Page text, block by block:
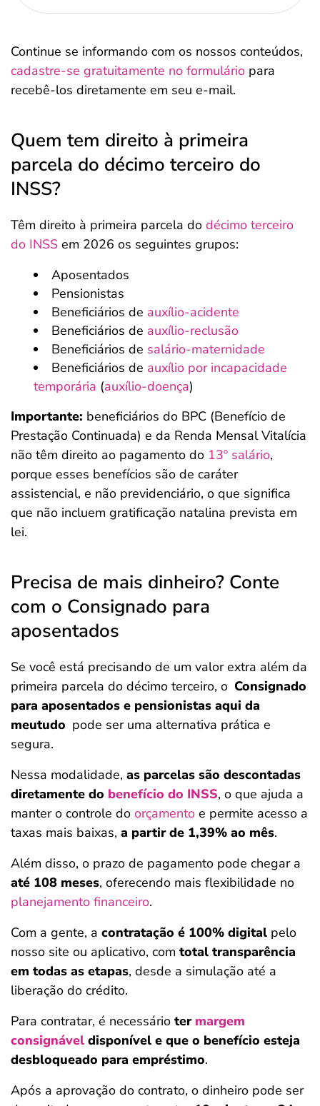
Continue se informando com os nossos conteúdos,
cadastre-se gratuitamente no formulário para
recebê-los diretamente em seu e-mail.
Quem tem direito à primeira
parcela do décimo terceiro do
INSS?
Têm direito à primeira parcela do décimo terceiro
do INSS em 2026 os seguintes grupos:
Aposentados
Pensionistas
Beneficiários de auxílio-acidente
Beneficiários de auxílio-reclusão
Beneficiários de salário-maternidade
Beneficiários de auxílio por incapacidade
temporária (auxílio-doença)
Importante: beneficiários do BPC (Benefício de
Prestação Continuada) e da Renda Mensal Vitalícia
não têm direito ao pagamento do 13º salário,
porque esses benefícios são de caráter
assistencial, e não previdenciário, o que significa
que não incluem gratificação natalina prevista em
lei.
Precisa de mais dinheiro? Conte
com o Consignado para
aposentados
Se você está precisando de um valor extra além da
primeira parcela do décimo terceiro, o Consignado
para aposentados e pensionistas aqui da
meutudo pode ser uma alternativa prática e
segura.
Nessa modalidade, as parcelas são descontadas
diretamente do benefício do INSS, o que ajuda a
manter o controle do orçamento e permite acesso a
taxas mais baixas, a partir de 1,39% ao mês.
Além disso, o prazo de pagamento pode chegar a
até 108 meses, oferecendo mais flexibilidade no
planejamento financeiro.
Com a gente, a contratação é 100% digital pelo
nosso site ou aplicativo, com total transparência
em todas as etapas, desde a simulação até a
liberação do crédito.
Para contratar, é necessário ter margem
consignável disponível e que o benefício esteja
desbloqueado para empréstimo.
Após a aprovação do contrato, o dinheiro pode ser